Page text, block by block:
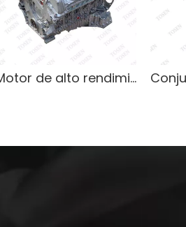
Motor de alto rendimiento para BMW N74B60 V12